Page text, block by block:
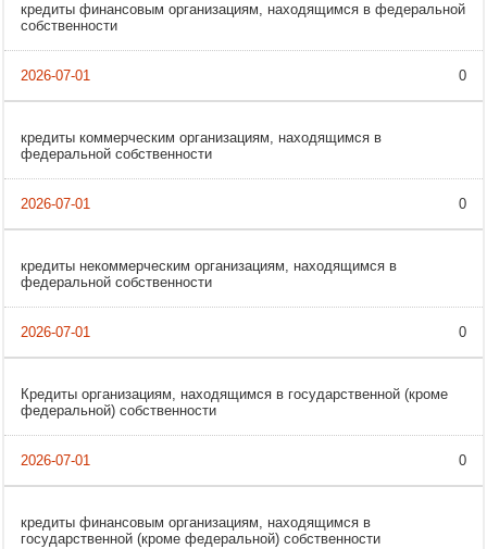
кредиты финансовым организациям, находящимся в федеральной
собственности
0
кредиты коммерческим организациям, находящимся в
федеральной собственности
0
кредиты некоммерческим организациям, находящимся в
федеральной собственности
0
Кредиты организациям, находящимся в государственной (кроме
федеральной) собственности
0
кредиты финансовым организациям, находящимся в
государственной (кроме федеральной) собственности